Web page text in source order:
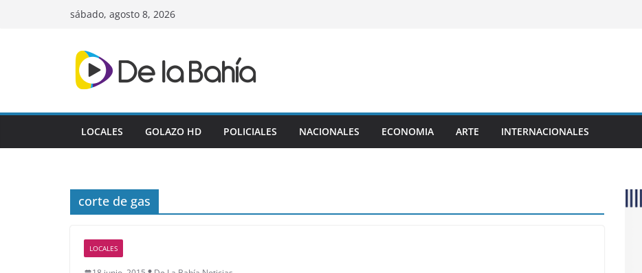
sábado, agosto 8, 2026
LOCALES GOLAZO HD POLICIALES NACIONALES ECONOMIA ARTE INTERNACIONALES
corte de gas
LOCALES